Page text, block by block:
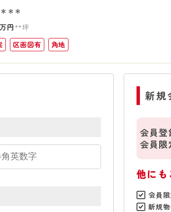
＊＊
万円 **坪
区画図有 角地
新規
会員
会員
他にも
会員
新規